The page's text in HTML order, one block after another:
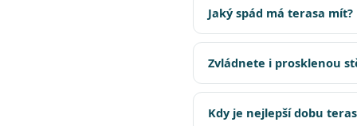
Jaký spád má terasa mít?
Zvládnete i prosklenou
Kdy je nejlepší dobu